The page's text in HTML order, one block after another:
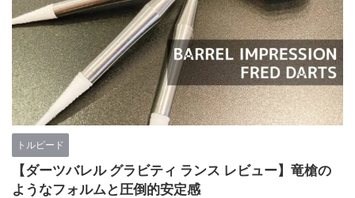
トルピード
【ダーツバレル グラビティ ランス レビュー】竜槍の
ようなフォルムと圧倒的安定感